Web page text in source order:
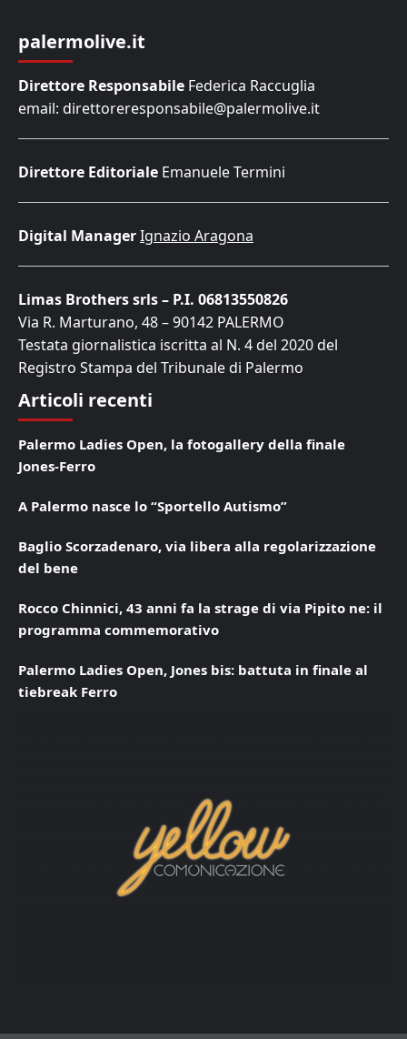
palermolive.it
Direttore Responsabile Federica Raccuglia
email: direttoreresponsabile@palermolive.it
Direttore Editoriale Emanuele Termini
Digital ManagerIgnazio Aragona
Limas Brothers srls – P.I. 06813550826
Via R. Marturano, 48 – 90142 PALERMO
Testata giornalistica iscritta al N. 4 del 2020 del
Registro Stampa del Tribunale di Palermo
Articoli recenti
Palermo Ladies Open, la fotogallery della finale
Jones-Ferro
A Palermo nasce lo “Sportello Autismo”
Baglio Scorzadenaro, via libera alla regolarizzazione
del bene
Rocco Chinnici, 43 anni fa la strage di via Pipito ne: il
programma commemorativo
Palermo Ladies Open, Jones bis: battuta in finale al
tiebreak Ferro